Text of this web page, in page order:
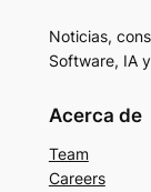
Noticias,
Software, IA
Acerca de
Team
Careers